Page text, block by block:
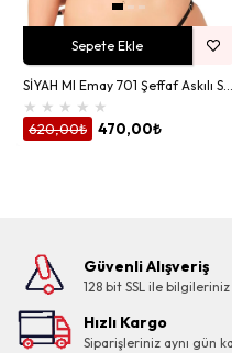
SİYAH MI Emay 701 Şeffaf Askılı Sütyen
★ ★ ★ ★ ★
470,00₺
620,00₺
Sepete Ekle
Güvenli Alışveriş
128 bit SSL ile
Hızlı Kargo
Siparişleriniz aynı gün